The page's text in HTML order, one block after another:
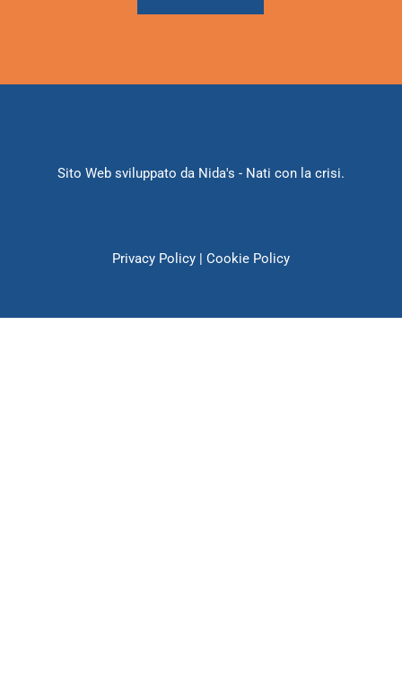
Sito Web sviluppato da Nida's - Nati con la crisi.
Privacy Policy| Cookie Policy